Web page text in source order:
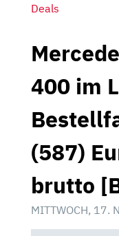
Deals
400 im
(587)
brutto
MITTWOCH, 17.